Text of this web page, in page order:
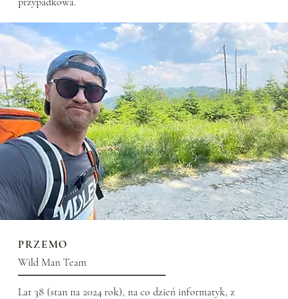
PRZEMO
Wild Man Team
Lat 38 (stan na 2024 rok), na co dzień informatyk, z